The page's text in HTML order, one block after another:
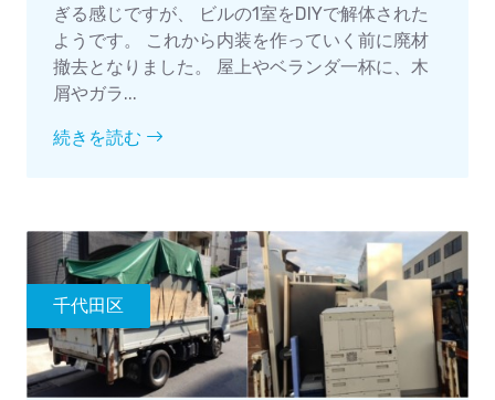
ぎる感じですが、 ビルの1室をDIYで解体された
ようです。 これから内装を作っていく前に廃材
撤去となりました。 屋上やベランダ一杯に、木
屑やガラ...
続きを読む
千代田区